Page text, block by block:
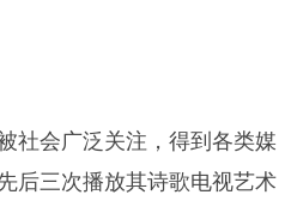
社会广泛关注，得到各类媒
后三次播放其诗歌电视艺术